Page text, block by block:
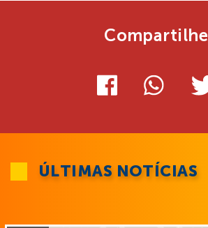
Compartilhe
ÚLTIMAS NOTÍCIAS